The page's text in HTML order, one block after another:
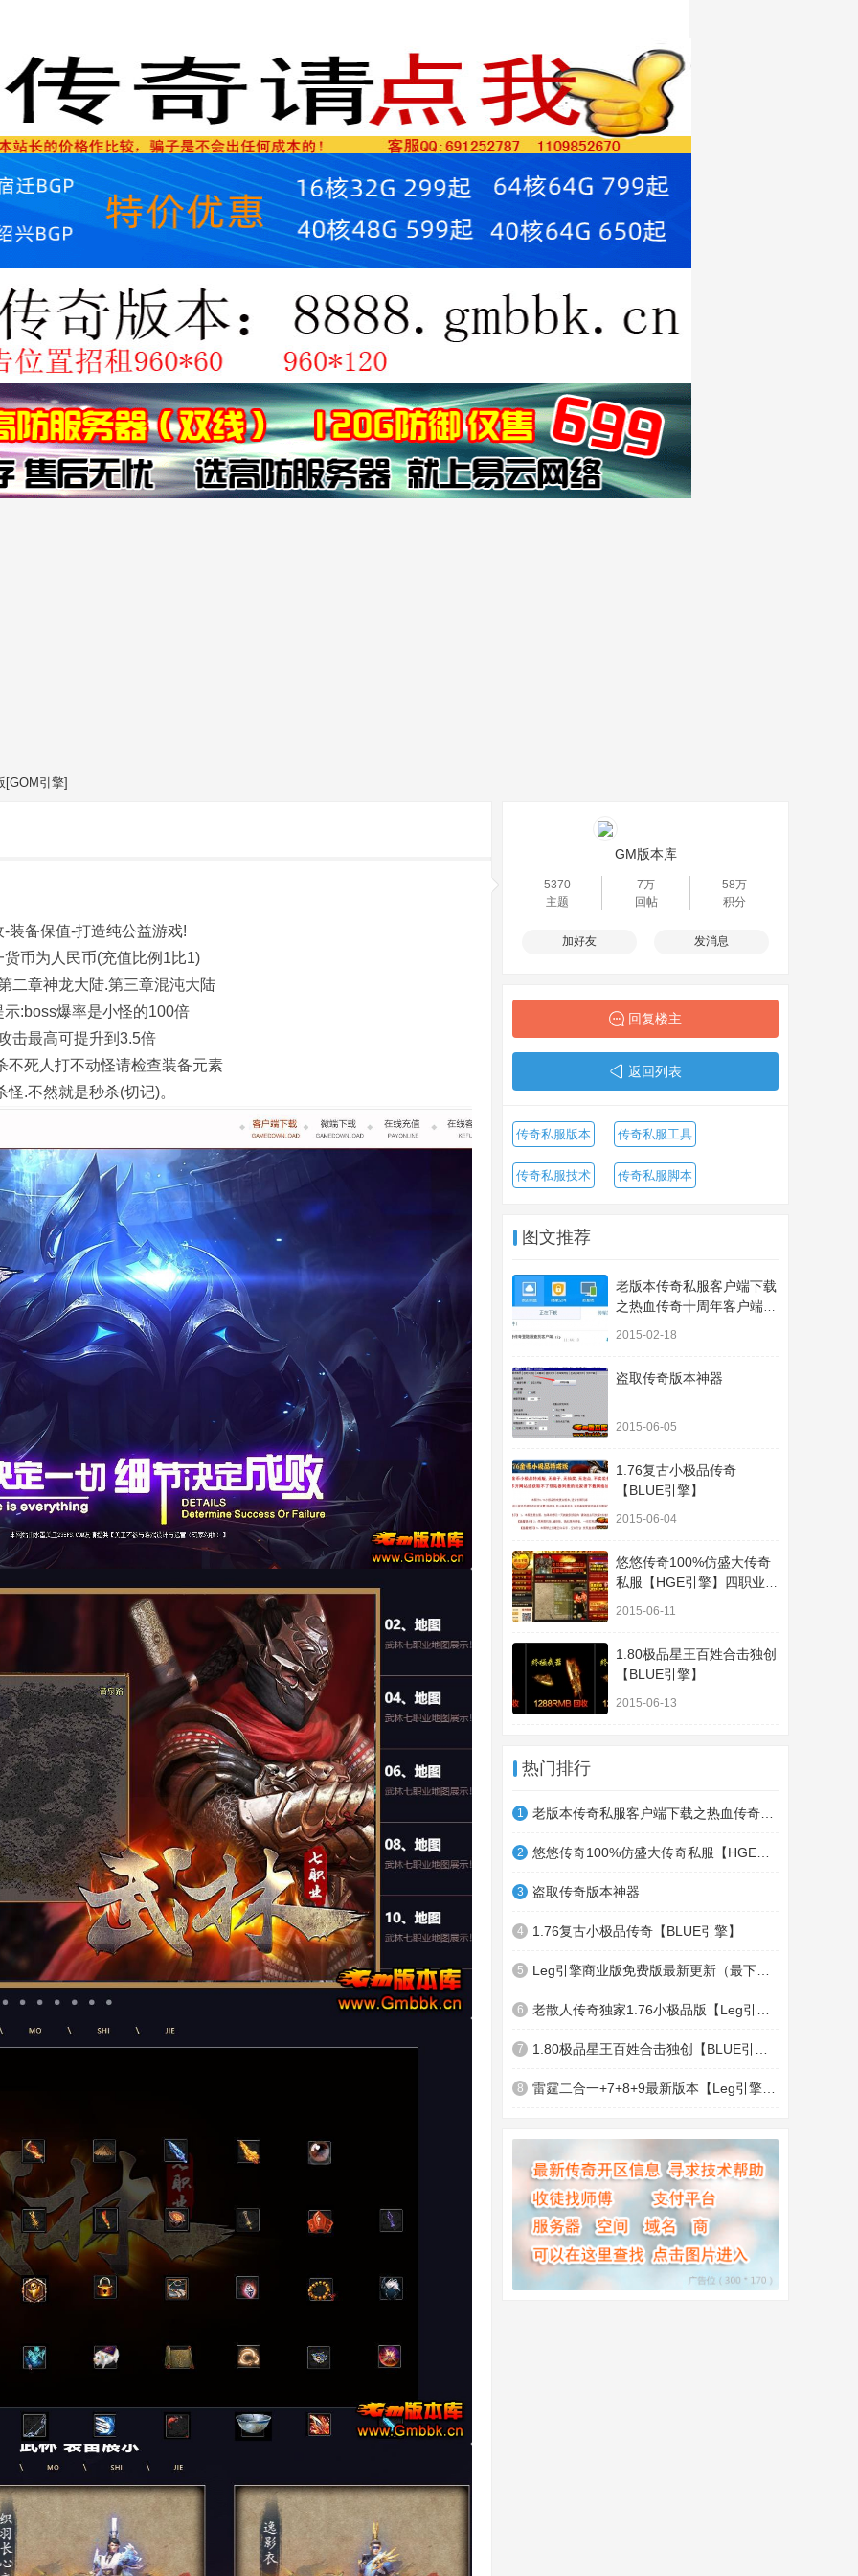
[GOM引擎]
装备保值-打造纯公益游戏!
币为人民币(充值比例1比1)
二章神龙大陆.第三章混沌大陆
:boss爆率是小怪的100倍
击最高可提升到3.5倍
不死人打不动怪请检查装备元素
怪.不然就是秒杀(切记)。
GM版本库
5370
主题
7万
回帖
58万
积分
加好友 发消息
回复楼主
返回列表
传奇私服版本 传奇私服工具
传奇私服技术 传奇私服脚本
图文推荐
老版本传奇私服客户端下载
之热血传奇十周年客户端下
2015-02-18
盗取传奇版本神器
2015-06-05
1.76复古小极品传奇
【BLUE引擎】
2015-06-04
悠悠传奇100%仿盛大传奇
私服【HGE引擎】四职业疯
2015-06-11
1.80极品星王百姓合击独创
【BLUE引擎】
2015-06-13
热门排行
1
2
3 盗取传奇版本神器
4 1.76复古小极品传奇【BLUE引擎】
5
6
7
8